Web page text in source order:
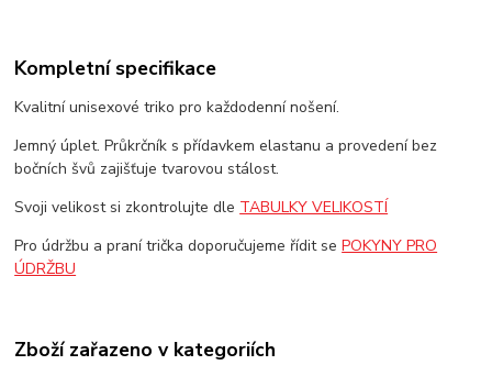
Kompletní specifikace
Kvalitní unisexové triko pro každodenní nošení.
Jemný úplet. Průkrčník s přídavkem elastanu a provedení bez
bočních švů zajišťuje tvarovou stálost.
Svoji velikost si zkontrolujte dle TABULKY VELIKOSTÍ
Pro údržbu a praní trička doporučujeme řídit sePOKYNY PRO
ÚDRŽBU
Zboží zařazeno v kategoriích